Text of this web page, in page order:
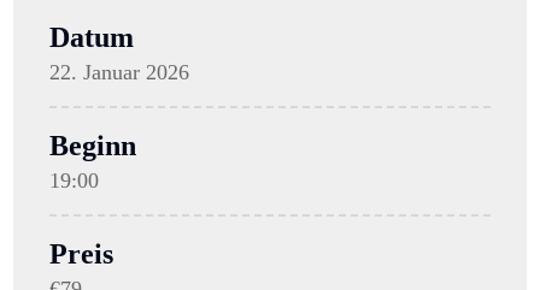
Datum
22. Januar 2026
Beginn
19:00
Preis